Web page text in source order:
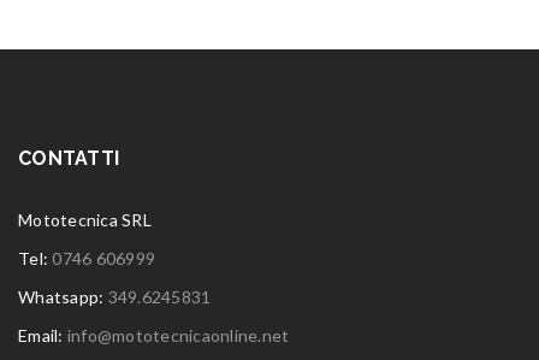
CONTATTI
Mototecnica SRL
Tel:0746 606999
Whatsapp: 349.6245831
Email: info@mototecnicaonline.net